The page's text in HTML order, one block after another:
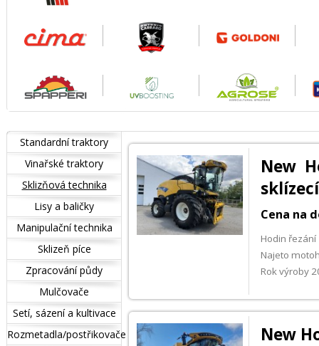
New
Cena na
Hodin
Najeto
Rok výroby
New
Standardní traktory
Vinařské traktory
Sklizňová technika
Lisy a baličky
Manipulační technika
Sklizeň píce
Zpracování půdy
Mulčovače
Setí, sázení a kultivace
Rozmetadla/postřikovače